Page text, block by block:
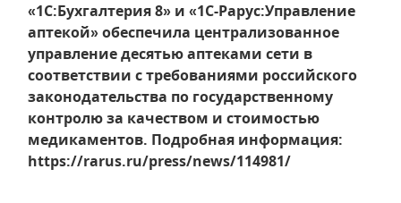
«1С:Бухгалтерия 8» и «1С-Рарус:Управление
аптекой» обеспечила централизованное
управление десятью аптеками сети в
соответствии с требованиями российского
законодательства по государственному
контролю за качеством и стоимостью
медикаментов. Подробная информация:
https://rarus.ru/press/news/114981/